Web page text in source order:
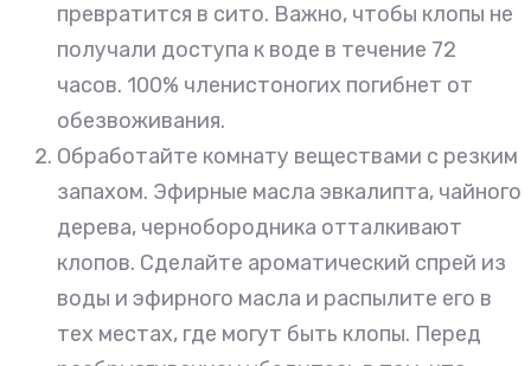
превратится в сито. Важно, чтобы клопы не
получали доступа к воде в течение 72
часов. 100% членистоногих погибнет от
обезвоживания.
Обработайте комнату веществами с резким
запахом. Эфирные масла эвкалипта, чайного
дерева, чернобородника отталкивают
клопов. Сделайте ароматический спрей из
воды и эфирного масла и распылите его в
тех местах, где могут быть клопы. Перед